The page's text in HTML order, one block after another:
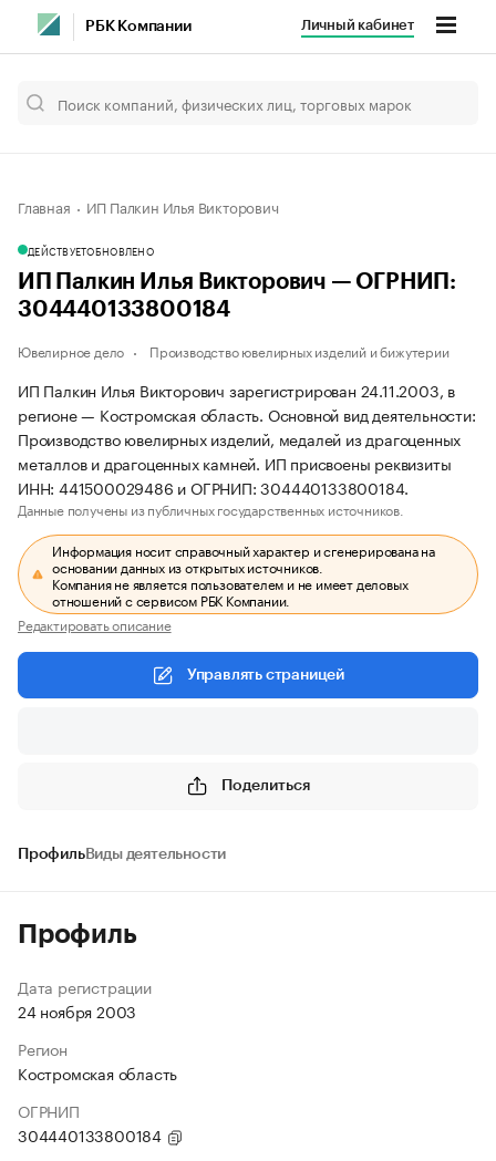
РБК Компании Личный кабинет
Главная ИП Палкин Илья Викторович
ДЕЙСТВУЕТОБНОВЛЕНО
ИП Палкин Илья Викторович — ОГРНИП:
304440133800184
Ювелирное дело Производство ювелирных изделий и бижутерии
ИП Палкин Илья Викторович зарегистрирован 24.11.2003, в
регионе — Костромская область. Основной вид деятельности:
Производство ювелирных изделий, медалей из драгоценных
металлов и драгоценных камней. ИП присвоены реквизиты
ИНН: 441500029486 и ОГРНИП: 304440133800184.
Данные получены из публичных государственных источников.
Информация носит справочный характер и сгенерирована на
основании данных из открытых источников.
Компания не является пользователем и не имеет деловых
отношений с сервисом РБК Компании.
Редактировать описание
Управлять страницей
Поделиться
ПрофильВиды деятельности
Профиль
Дата регистрации
24 ноября 2003
Регион
Костромская область
ОГРНИП
304440133800184